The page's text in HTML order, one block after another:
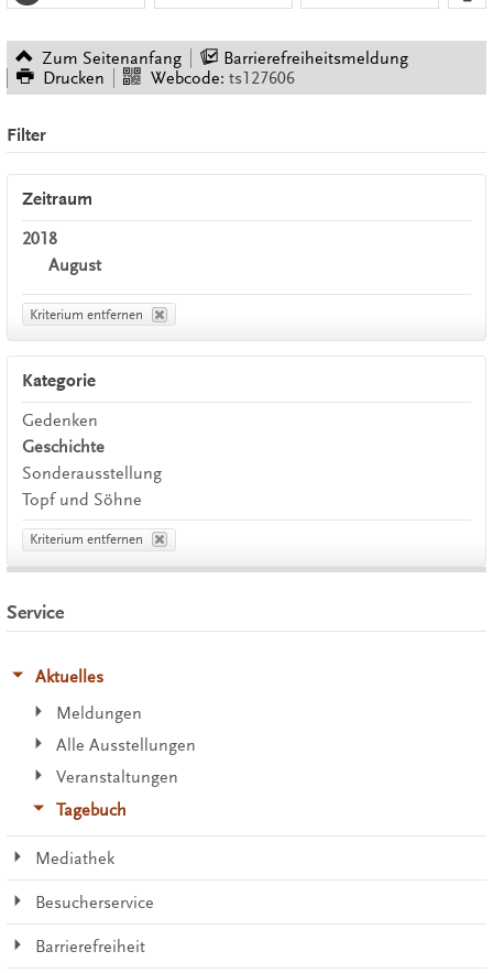
Zum Seitenanfang
Barrierefreiheitsmeldung
Drucken
Webcode: ts127606
Filter
Zeitraum
2018
August
Kriterium entfernen
Kategorie
Gedenken
Geschichte
Sonderausstellung
Topf und Söhne
Kriterium entfernen
Service
Aktuelles
Meldungen
Alle Ausstellungen
Veranstaltungen
Tagebuch
Mediathek
Besucherservice
Barrierefreiheit